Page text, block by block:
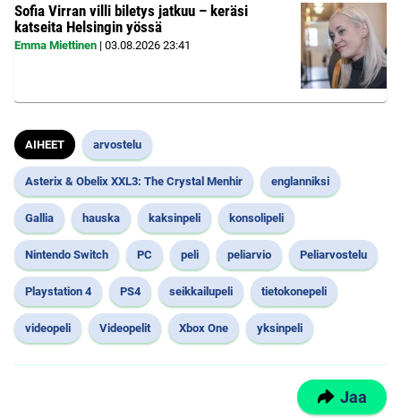
Sofia Virran villi biletys jatkuu – keräsi
katseita Helsingin yössä
Emma Miettinen | 03.08.2026 23:41
AIHEET arvostelu
Asterix & Obelix XXL3: The Crystal Menhir englanniksi
Gallia hauska kaksinpeli konsolipeli
Nintendo Switch PC peli peliarvio Peliarvostelu
Playstation 4 PS4 seikkailupeli tietokonepeli
videopeli Videopelit Xbox One yksinpeli
Jaa